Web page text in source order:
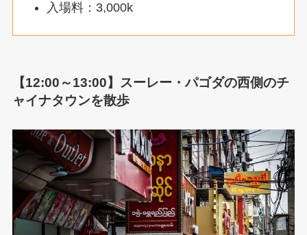
入場料：3,000k
【12:00～13:00】スーレー・パゴダの西側のチ
ャイナタウンを散歩